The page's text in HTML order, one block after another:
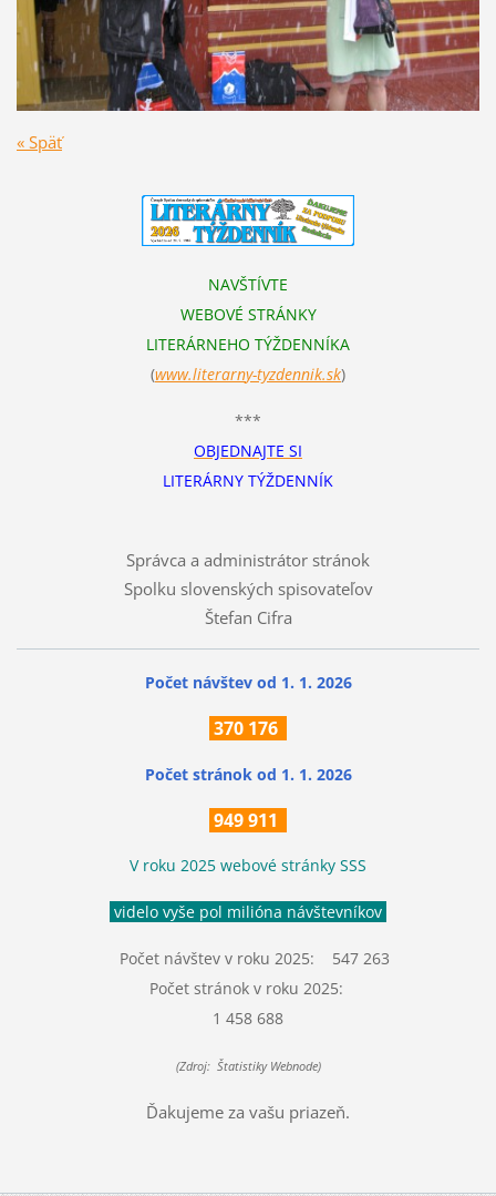
« Späť
NAVŠTÍVTE
WEBOVÉ STRÁNKY
LITERÁRNEHO TÝŽDENNÍKA
(www.literarny-tyzdennik.sk)
***
OBJEDNAJTE SI
LITERÁRNY TÝŽDENNÍK
Správca a administrátor stránok
Spolku slovenských spisovateľov
Štefan Cifra
Počet návštev od 1. 1. 2026
370 176
Počet stránok od 1. 1. 2026
949 911
V roku 2025 webové stránky SSS
videlo vyše pol milióna návštevníkov
Počet návštev v roku 2025: 547 263
Počet stránok v roku 2025:
1 458 688
(Zdroj: Štatistiky Webnode)
Ďakujeme za vašu priazeň.